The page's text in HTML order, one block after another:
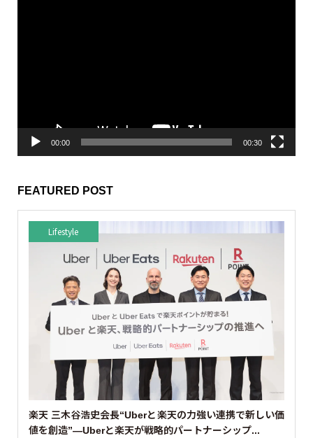
00:00 00:30
FEATURED POST
Lifestyle
楽天 三木谷浩史会長“Uberと楽天の力強い連携で新しい価
値を創造”—Uberと楽天が戦略的パートナーシップ...